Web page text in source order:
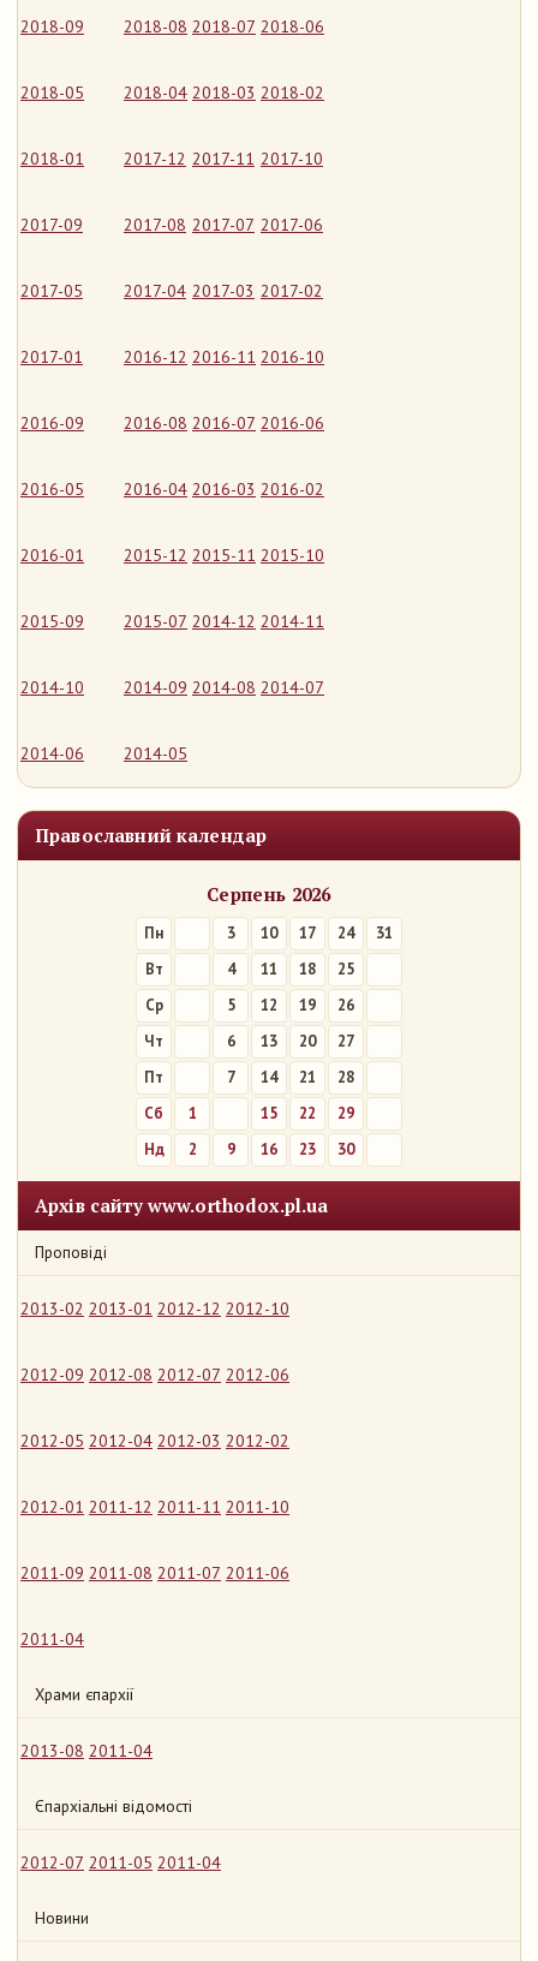
2018-09 2018-08 2018-07 2018-06
2018-05 2018-04 2018-03 2018-02
2018-01 2017-12 2017-11 2017-10
2017-09 2017-08 2017-07 2017-06
2017-05 2017-04 2017-03 2017-02
2017-01 2016-12 2016-11 2016-10
2016-09 2016-08 2016-07 2016-06
2016-05 2016-04 2016-03 2016-02
2016-01 2015-12 2015-11 2015-10
2015-09 2015-07 2014-12 2014-11
2014-10 2014-09 2014-08 2014-07
2014-06 2014-05
Православний календар
Серпень 2026
Пн 3 10 17 24
31
Вт
4 11 18
25
Ср
5 12 19
26
Чт
6 13 20
27
Пт
7 14 21
28
Сб
1 15 22
29
Нд
2 9 16 23 30
Архів сайту www.orthodox.pl.ua
Проповіді
2013-02 2013-01 2012-12 2012-10
2012-09 2012-08 2012-07 2012-06
2012-05 2012-04 2012-03 2012-02
2012-01 2011-12 2011-11 2011-10
2011-09 2011-08 2011-07 2011-06
2011-04
Храми єпархії
2013-08 2011-04
Єпархіальні відомості
2012-07 2011-05 2011-04
Новини